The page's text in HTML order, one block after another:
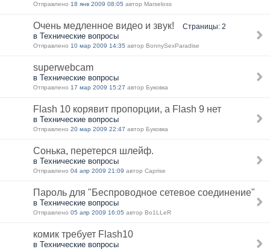
Отправлено 18 янв 2009 08:05 автор Marseloss
Очень медленное видео и звук! Страницы: 2
в Технические вопросы
Отправлено 10 мар 2009 14:35 автор BonnySexParadise
superwebcam
в Технические вопросы
Отправлено 17 мар 2009 15:27 автор Буковка
Flash 10 корявит пропорции, а Flash 9 нет
в Технические вопросы
Отправлено 20 мар 2009 22:47 автор Буковка
Сонька, перетерся шлейф.
в Технические вопросы
Отправлено 04 апр 2009 21:09 автор Caprise
Пароль для "Беспроводное сетевое соединение"
в Технические вопросы
Отправлено 05 апр 2009 16:05 автор Bo1LLeR
комик требует Flash10
в Технические вопросы